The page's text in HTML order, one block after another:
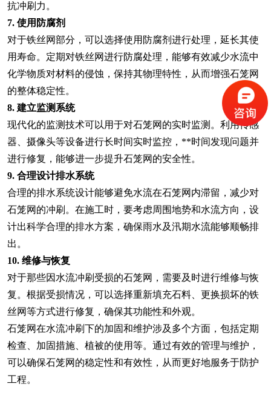
抗冲刷力。
7. 使用防腐剂
对于铁丝网部分，可以选择使用防腐剂进行处理，延长其使
用寿命。定期对铁丝网进行防腐处理，能够有效减少水流中
化学物质对材料的侵蚀，保持其物理特性，从而增强石笼网
的整体稳定性。
8. 建立监测系统
现代化的监测技术可以用于对石笼网的实时监测。利用传感
器、摄像头等设备进行长时间实时监控，**时间发现问题并
进行修复，能够进一步提升石笼网的安全性。
9. 合理设计排水系统
合理的排水系统设计能够避免水流在石笼网内滞留，减少对
石笼网的冲刷。在施工时，要考虑周围地势和水流方向，设
计出科学合理的排水方案，确保雨水及汛期水流能够顺畅排
出。
10. 维修与恢复
对于那些因水流冲刷受损的石笼网，需要及时进行维修与恢
复。根据受损情况，可以选择重新填充石料、更换损坏的铁
丝网等方式进行修复，确保其功能性和外观。
石笼网在水流冲刷下的加固和维护涉及多个方面，包括定期
检查、加固措施、植被的使用等。通过有效的管理与维护，
可以确保石笼网的稳定性和有效性，从而更好地服务于防护
工程。